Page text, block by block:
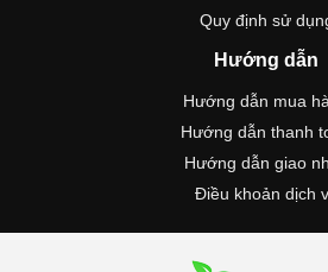
Quy định sử
Hướng dẫn
Hướng dẫn mua
Hướng dẫn thanh
Hướng dẫn giao
Điều khoản dịch